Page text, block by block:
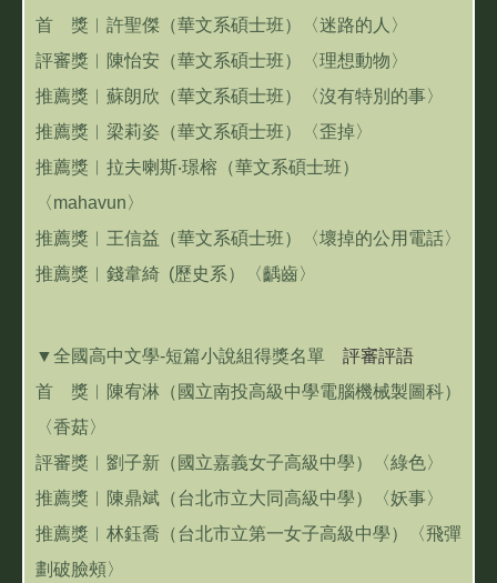
首 獎︱許聖傑（華文系碩士班）〈迷路的人〉
評審獎︱陳怡安（華文系碩士班）〈理想動物〉
推薦獎︱蘇朗欣（華文系碩士班）〈沒有特別的事〉
推薦獎︱梁莉姿（華文系碩士班）〈歪掉〉
推薦獎︱拉夫喇斯‧璟榕（華文系碩士班）
〈mahavun〉
推薦獎︱王信益（華文系碩士班）〈壞掉的公用電話〉
推薦獎︱錢韋綺 (歷史系）〈齲齒〉
▼全國高中文學-短篇小說組得獎名單 評審評語
首 獎︱陳宥淋（國立南投高級中學電腦機械製圖科）
〈香菇〉
評審獎︱劉子新（國立嘉義女子高級中學）〈綠色〉
推薦獎︱陳鼎斌（台北市立大同高級中學）〈妖事〉
推薦獎︱林鈺喬（台北市立第一女子高級中學）〈飛彈
劃破臉頰〉